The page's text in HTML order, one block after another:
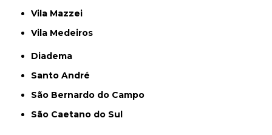
Vila Mazzei
Vila Medeiros
Diadema
Santo André
São Bernardo do Campo
São Caetano do Sul